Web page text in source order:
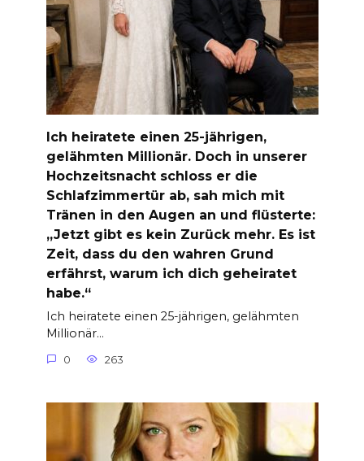
Ich heiratete einen 25-jährigen,
gelähmten Millionär. Doch in unserer
Hochzeitsnacht schloss er die
Schlafzimmertür ab, sah mich mit
Tränen in den Augen an und flüsterte:
„Jetzt gibt es kein Zurück mehr. Es ist
Zeit, dass du den wahren Grund
erfährst, warum ich dich geheiratet
habe.“
Ich heiratete einen 25-jährigen, gelähmten
Millionär…
0 263